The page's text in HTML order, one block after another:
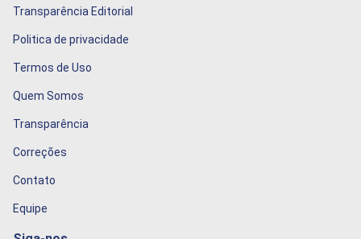
Transparência Editorial
Politica de privacidade
Termos de Uso
Quem Somos
Transparência
Correções
Contato
Equipe